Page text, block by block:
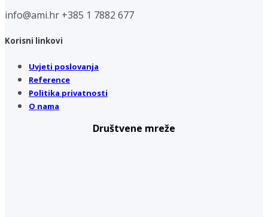
info@ami.hr +385 1 7882 677
Korisni linkovi
Uvjeti poslovanja
Reference
Politika privatnosti
O nama
Društvene mreže